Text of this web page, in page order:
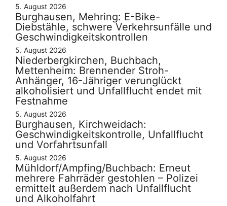
5. August 2026
Burghausen, Mehring: E-Bike-
Diebstähle, schwere Verkehrsunfälle und
Geschwindigkeitskontrollen
5. August 2026
Niederbergkirchen, Buchbach,
Mettenheim: Brennender Stroh-
Anhänger, 16-Jähriger verunglückt
alkoholisiert und Unfallflucht endet mit
Festnahme
5. August 2026
Burghausen, Kirchweidach:
Geschwindigkeitskontrolle, Unfallflucht
und Vorfahrtsunfall
5. August 2026
Mühldorf/Ampfing/Buchbach: Erneut
mehrere Fahrräder gestohlen – Polizei
ermittelt außerdem nach Unfallflucht
und Alkoholfahrt